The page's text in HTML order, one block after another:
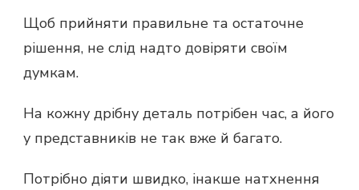
Щоб прийняти правильне та остаточне
рішення, не слід надто довіряти своїм
думкам.
На кожну дрібну деталь потрібен час, а його
у представників не так вже й багато.
Потрібно діяти швидко, інакше натхнення